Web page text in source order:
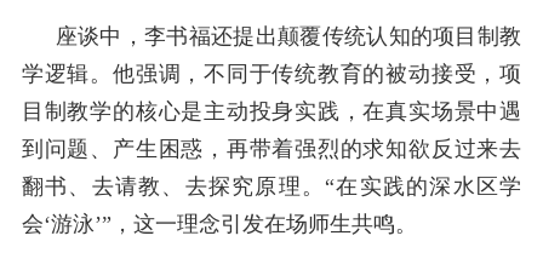
座谈中，李书福还提出颠覆传统认知的项目制教
学逻辑。他强调，不同于传统教育的被动接受，项
目制教学的核心是主动投身实践，在真实场景中遇
到问题、产生困惑，再带着强烈的求知欲反过来去
翻书、去请教、去探究原理。“在实践的深水区学
会‘游泳’”，这一理念引发在场师生共鸣。